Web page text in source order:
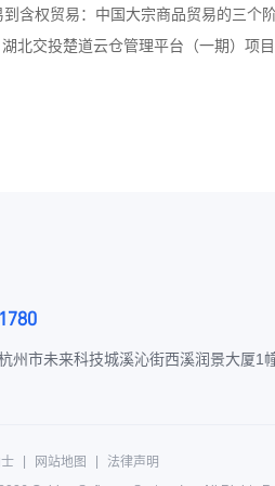
到含权贸易：中国大宗商品贸易的三个
北交投楚道云仓管理平台（一期）项
州市未来科技城溪沁街西溪润景大厦1
| 网站地图 |
法律声明